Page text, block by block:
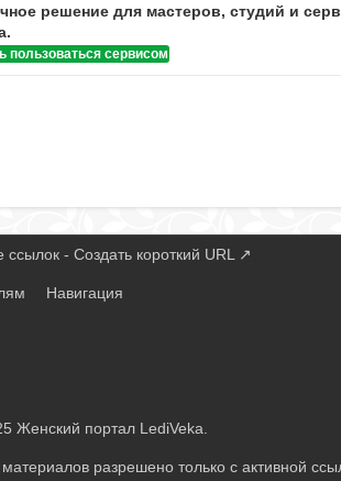
решение для мастеров, студий и
пользоваться сервисом
- Создать короткий URL ↗
Навигация
Женский портал LediVeka.
разрешено только с активной